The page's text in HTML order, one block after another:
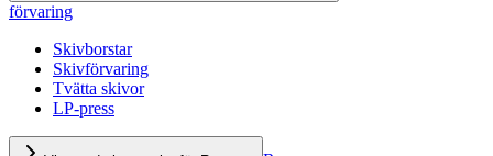
förvaring
Skivborstar
Skivförvaring
Tvätta skivor
LP-press